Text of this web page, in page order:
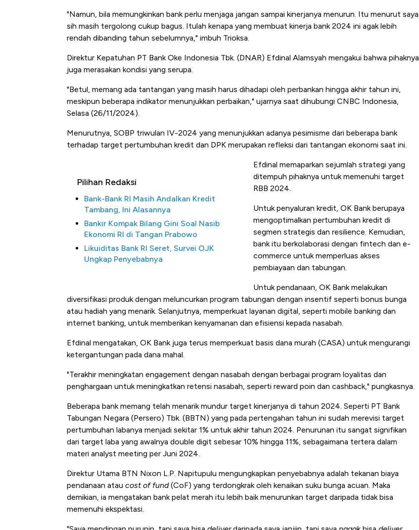
"Namun, bila memungkinkan bank perlu menjaga jangan sampai kinerjanya menurun. Itu menurut saya
sih masih tergolong cukup bagus. Itulah kenapa yang membuat kinerja bank 2024 ini agak lebih
rendah dibanding tahun sebelumnya," imbuh Trioksa.
Direktur Kepatuhan PT Bank Oke Indonesia Tbk. (DNAR) Efdinal Alamsyah mengakui bahwa pihaknya
juga merasakan kondisi yang serupa.
"Betul, memang ada tantangan yang masih harus dihadapi oleh perbankan hingga akhir tahun ini,
meskipun beberapa indikator menunjukkan perbaikan," ujarnya saat dihubungi CNBC Indonesia,
Selasa (26/11/2024).
Menurutnya, SOBP triwulan IV-2024 yang menunjukkan adanya pesimisme dari beberapa bank
terhadap target pertumbuhan kredit dan DPK merupakan refleksi dari tantangan ekonomi saat ini.
Pilihan Redaksi
Bank-Bank RI Masih Andalkan Kredit
Tambang, Ini Alasannya
Bankir Kompak Bilang Gini Soal Nasib
Ekonomi RI di Tangan Prabowo
Likuiditas Bank RI Seret, Survei OJK
Ungkap Penyebabnya
Efdinal memaparkan sejumlah strategi yang
ditempuh pihaknya untuk memenuhi target
RBB 2024.
Untuk penyaluran kredit, OK Bank berupaya
mengoptimalkan pertumbuhan kredit di
segmen strategis dan resilience. Kemudian,
bank itu berkolaborasi dengan fintech dan e-
commerce untuk memperluas akses
pembiayaan dan tabungan.
Untuk pendanaan, OK Bank melakukan
diversifikasi produk dengan meluncurkan program tabungan dengan insentif seperti bonus bunga
atau hadiah yang menarik. Selanjutnya, memperkuat layanan digital, seperti mobile banking dan
internet banking, untuk memberikan kenyamanan dan efisiensi kepada nasabah.
Efdinal mengatakan, OK Bank juga terus memperkuat basis dana murah (CASA) untuk mengurangi
ketergantungan pada dana mahal.
"Terakhir meningkatan engagement dengan nasabah dengan berbagai program loyalitas dan
penghargaan untuk meningkatkan retensi nasabah, seperti reward poin dan cashback," pungkasnya.
Beberapa bank memang telah menarik mundur target kinerjanya di tahun 2024. Seperti PT Bank
Tabungan Negara (Persero) Tbk. (BBTN) yang pada pertengahan tahun ini sudah merevisi target
pertumbuhan labanya menjadi sekitar 1% untuk akhir tahun 2024. Penurunan itu sangat signifikan
dari target laba yang awalnya double digit sebesar 10% hingga 11%, sebagaimana tertera dalam
materi analyst meeting per Juni 2024.
Direktur Utama BTN Nixon L.P. Napitupulu mengungkapkan penyebabnya adalah tekanan biaya
pendanaan atau cost of fund(CoF) yang terdongkrak oleh kenaikan suku bunga acuan. Maka
demikian, ia mengatakan bank pelat merah itu lebih baik menurunkan target daripada tidak bisa
memenuhi ekspektasi.
Kongo Tutup Keran Ekspor, Harga